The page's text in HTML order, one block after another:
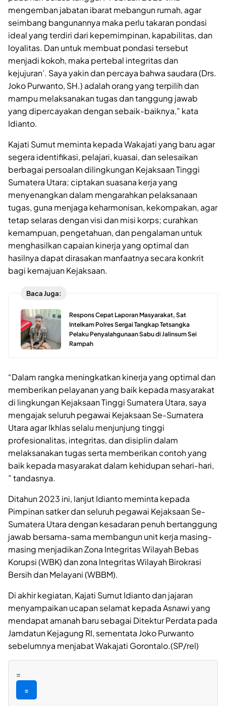
mengemban jabatan ibarat mebangun rumah, agar
seimbang bangunannya maka perlu takaran pondasi
ideal yang terdiri dari kepemimpinan, kapabilitas, dan
loyalitas. Dan untuk membuat pondasi tersebut
menjadi kokoh, maka pertebal integritas dan
kejujuran’. Saya yakin dan percaya bahwa saudara (Drs.
Joko Purwanto, SH.) adalah orang yang terpilih dan
mampu melaksanakan tugas dan tanggung jawab
yang dipercayakan dengan sebaik-baiknya,” kata
Idianto.
Kajati Sumut meminta kepada Wakajati yang baru agar
segera identifikasi, pelajari, kuasai, dan selesaikan
berbagai persoalan dilingkungan Kejaksaan Tinggi
Sumatera Utara; ciptakan suasana kerja yang
menyenangkan dalam mengarahkan pelaksanaan
tugas, guna menjaga keharmonisan, kekompakan, agar
tetap selaras dengan visi dan misi korps; curahkan
kemampuan, pengetahuan, dan pengalaman untuk
menghasilkan capaian kinerja yang optimal dan
hasilnya dapat dirasakan manfaatnya secara konkrit
bagi kemajuan Kejaksaan.
Baca Juga:
Respons Cepat Laporan Masyarakat, Sat
Intelkam Polres Sergai Tangkap Tetsangka
Pelaku Penyalahgunaan Sabu di Jalinsum Sei
Rampah
“Dalam rangka meningkatkan kinerja yang optimal dan
memberikan pelayanan yang baik kepada masyarakat
di lingkungan Kejaksaan Tinggi Sumatera Utara, saya
mengajak seluruh pegawai Kejaksaan Se-Sumatera
Utara agar Ikhlas selalu menjunjung tinggi
profesionalitas, integritas, dan disiplin dalam
melaksanakan tugas serta memberikan contoh yang
baik kepada masyarakat dalam kehidupan sehari-hari,
” tandasnya.
Ditahun 2023 ini, lanjut Idianto meminta kepada
Pimpinan satker dan seluruh pegawai Kejaksaan Se-
Sumatera Utara dengan kesadaran penuh bertanggung
jawab bersama-sama membangun unit kerja masing-
masing menjadikan Zona Integritas Wilayah Bebas
Korupsi (WBK) dan zona Integritas Wilayah Birokrasi
Bersih dan Melayani (WBBM).
Di akhir kegiatan, Kajati Sumut Idianto dan jajaran
menyampaikan ucapan selamat kepada Asnawi yang
mendapat amanah baru sebagai Ditektur Perdata pada
Jamdatun Kejagung RI, sementata Joko Purwanto
sebelumnya menjabat Wakajati Gorontalo.(SP/rel)
=
=